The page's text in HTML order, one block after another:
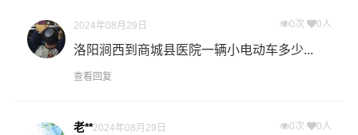
流基本信息。
什么是送货费用？
即送货上门费用。物流公司安排车辆把货物从桂林物流集
费。
2024年08月29日 0次 0人
洛阳涧西到商城县医院一辆小电动车多少...
查看回复
老**2024年08月29日 0次 0人